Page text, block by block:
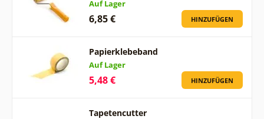
Auf Lager
6,85 € HINZUFÜGEN
Papierklebeband
Auf Lager
5,48 € HINZUFÜGEN
Tapetencutter